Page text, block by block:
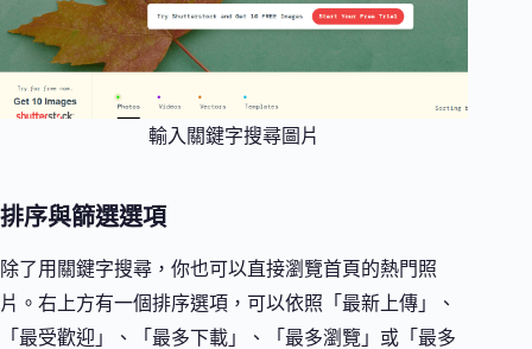
輸入關鍵字搜尋圖片
排序與篩選選項
除了用關鍵字搜尋，你也可以直接瀏覽首頁的熱門照
片。右上方有一個排序選項，可以依照「最新上傳」、
「最受歡迎」、「最多下載」、「最多瀏覽」或「最多